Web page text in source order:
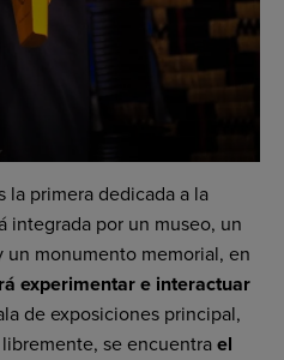
la primera dedicada a la
integrada por un museo, un
monumento memorial, en
experimentar e interactuar
de exposiciones principal,
se encuentra el